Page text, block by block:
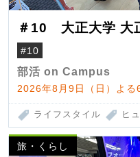
＃10 大正大学 大
#10
部活 on Campus
2026年8月9日（日）よ
ライフスタイル ヒ
旅・くらし